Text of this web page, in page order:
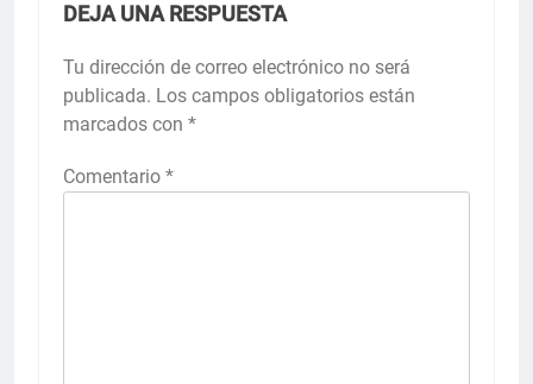
DEJA UNA RESPUESTA
Tu dirección de correo electrónico no será
publicada. Los campos obligatorios están
marcados con *
Comentario *